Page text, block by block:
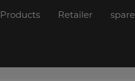
Products Retailer